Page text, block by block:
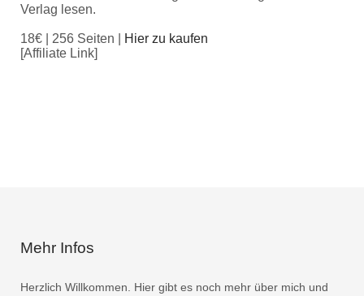
Verlag lesen.
18€ | 256 Seiten |
Hier zu kaufen
[Affiliate Link]
Mehr Infos
Herzlich Willkommen. Hier gibt es noch mehr über mich und